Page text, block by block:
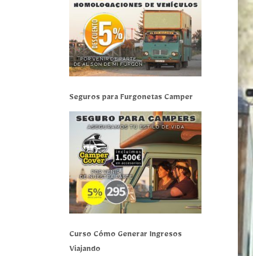
Seguros para Furgonetas Camper
Curso Cómo Generar Ingresos
Viajando